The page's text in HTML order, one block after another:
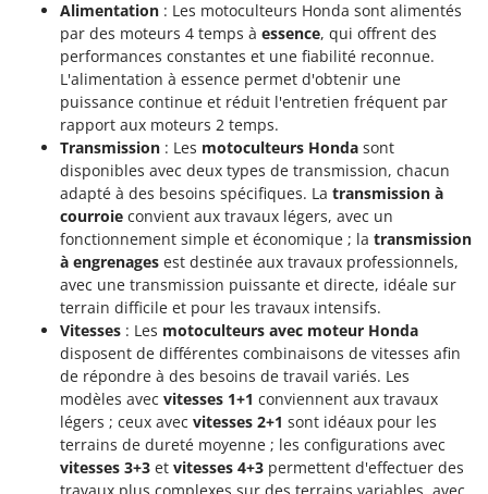
Alimentation : Les motoculteurs Honda sont alimentés
par des moteurs 4 temps à essence, qui offrent des
performances constantes et une fiabilité reconnue.
L'alimentation à essence permet d'obtenir une
puissance continue et réduit l'entretien fréquent par
rapport aux moteurs 2 temps.
Transmission : Les motoculteurs Honda sont
disponibles avec deux types de transmission, chacun
adapté à des besoins spécifiques. La transmission à
courroie convient aux travaux légers, avec un
fonctionnement simple et économique ; la transmission
à engrenages est destinée aux travaux professionnels,
avec une transmission puissante et directe, idéale sur
terrain difficile et pour les travaux intensifs.
Vitesses : Les motoculteurs avec moteur Honda
disposent de différentes combinaisons de vitesses afin
de répondre à des besoins de travail variés. Les
modèles avec vitesses 1+1 conviennent aux travaux
légers ; ceux avec vitesses 2+1 sont idéaux pour les
terrains de dureté moyenne ; les configurations avec
vitesses 3+3 et vitesses 4+3 permettent d'effectuer des